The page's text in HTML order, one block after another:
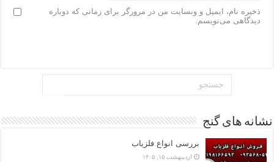
ذخیره نام، ایمیل و وبسایت من در مرورگر برای زمانی که دوباره
دیدگاهی می‌نویسم.
نشانه های گنج
بررسی انواع فلزیاب
اردیبهشت ۱۵, ۱۴۰۵